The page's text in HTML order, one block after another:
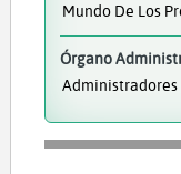
Mundo De Los
Órgano